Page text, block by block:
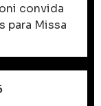
convida
para Missa